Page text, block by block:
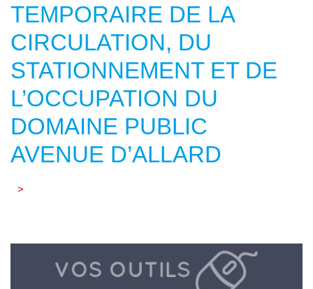
TEMPORAIRE DE LA
CIRCULATION, DU
STATIONNEMENT ET DE
L’OCCUPATION DU
DOMAINE PUBLIC
AVENUE D’ALLARD
>